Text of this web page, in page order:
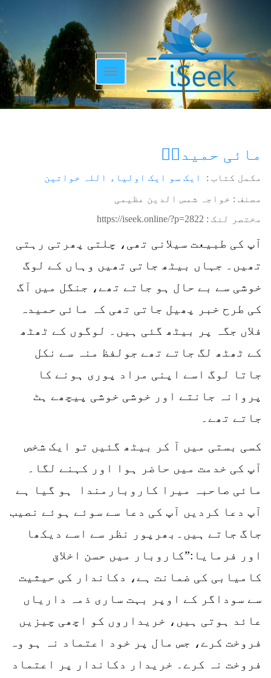
Toggle
navigation
مائی حمیدہؒ
مکمل کتاب : ایک سو ایک اولیاء اللہ خواتین
مصنف : خواجہ شمس الدین عظیمی
مختصر لنک : https://iseek.online/?p=2822
آپ کی طبیعت سیلانی تھی، چلتی پھرتی رہتی
تھیں۔ جہاں بیٹھ جاتی تھیں وہاں کے لوگ
خوشی سے بے حال ہو جاتے تھے، جنگل میں آگ
کی طرح خبر پھیل جاتی تھی کہ مائی حمیدہ
فلاں جگہ پر بیٹھ گئی ہیں۔ لوگوں کے ٹھٹھ
کے ٹھٹھ لگ جاتے تھے جولفظ منہ سے نکل
جاتا لوگ اسے اپنی مراد پوری ہونے کا
پروانہ جانتے اور خوشی خوشی پیچھے ہٹ
جاتے تھے۔
کسی بستی میں آ کر بیٹھ گئیں تو ایک شخص
آپ کی خدمت میں حاضر ہوا اور کہنے لگا۔
مائی صاحبہ میرا کاروبارمندا ہو گیا ہے
آپ دعا کردیں آپ کی دعا سے سوئے ہوئے نصیب
جاگ جاتے ہیں۔بھرپور نظر سے اسے دیکھا
اور فرمایا:”کاروبار میں حسن اخلاق
کامیابی کی ضمانت ہے، دکاندار کی حیثیت
سے سوداگر کے اوپر بہت ساری ذمہ داریاں
عائد ہوتی ہیں، خریداروں کو اچھی چیزیں
فروخت کرے، جس مال پر خود اعتماد نہ ہو وہ
فروخت نہ کرے۔ خریدار دکاندار پر اعتماد